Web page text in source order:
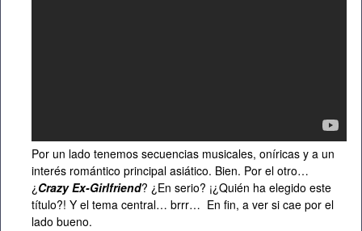
Por un lado tenemos secuencias musicales, oníricas y a un
interés romántico principal asiático. Bien. Por el otro…
¿Crazy Ex-Girlfriend? ¿En serio? ¡¿Quién ha elegido este
título?! Y el tema central… brrr… En fin, a ver si cae por el
lado bueno.